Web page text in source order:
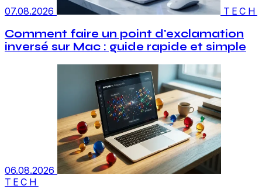
07.08.2026 TECH
Comment faire un point d'exclamation
inversé sur Mac : guide rapide et simple
06.08.2026
TECH